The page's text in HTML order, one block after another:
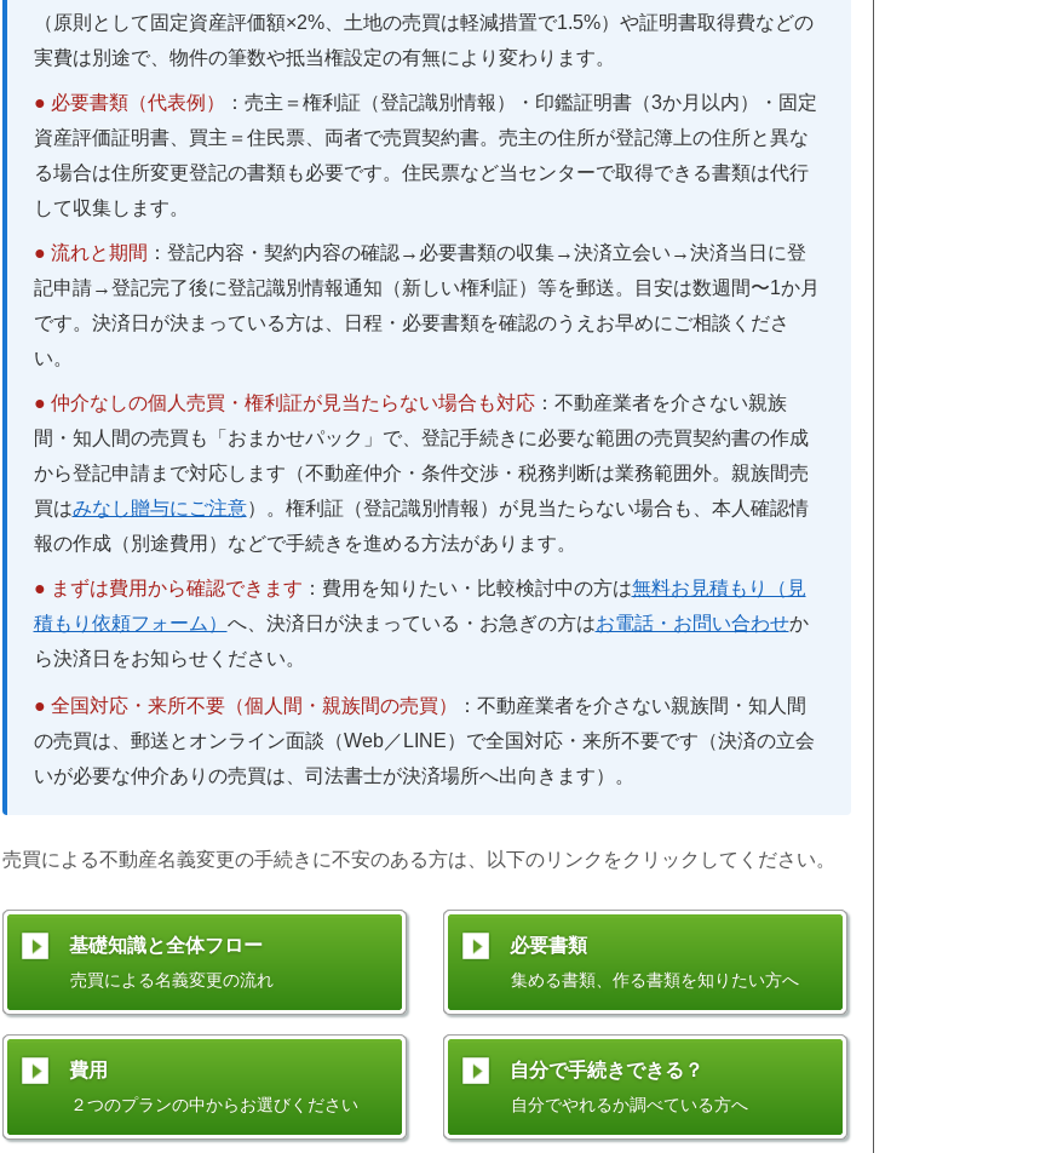
（原則として固定資産評価額×2%、土地の売買は軽減措置で1.5%）や証明書取得費などの
実費は別途で、物件の筆数や抵当権設定の有無により変わります。
● 必要書類（代表例）
：売主＝権利証（登記識別情報）・印鑑証明書（3か月以内）・固定
資産評価証明書、買主＝住民票、両者で売買契約書。売主の住所が登記簿上の住所と異な
る場合は住所変更登記の書類も必要です。住民票など当センターで取得できる書類は代行
して収集します。
● 流れと期間 ：登記内容・契約内容の確認→必要書類の収集→決済立会い→決済当日に登
記申請→登記完了後に登記識別情報通知（新しい権利証）等を郵送。目安は数週間〜1か月
です。決済日が決まっている方は、日程・必要書類を確認のうえお早めにご相談くださ
い。
● 仲介なしの個人売買・権利証が見当たらない場合も対応：不動産業者を介さない親族
間・知人間の売買も「おまかせパック」で、登記手続きに必要な範囲の売買契約書の作成
から登記申請まで対応します（不動産仲介・条件交渉・税務判断は業務範囲外。親族間売
買はみなし贈与にご注意）。権利証（登記識別情報）が見当たらない場合も、本人確認情
報の作成（別途費用）などで手続きを進める方法があります。
● まずは費用から確認できます ：費用を知りたい・比較検討中の方は無料お見積もり（見
積もり依頼フォーム） へ、決済日が決まっている・お急ぎの方はお電話・お問い合わせか
ら決済日をお知らせください。
● 全国対応・来所不要（個人間・親族間の売買）
：不動産業者を介さない親族間・知人間
の売買は、郵送とオンライン面談（Web／LINE）で全国対応・来所不要です（決済の立会
いが必要な仲介ありの売買は、司法書士が決済場所へ出向きます）。
売買による不動産名義変更の手続きに不安のある方は、以下のリンクをクリックしてください。
基礎知識と全体フロー
売買による名義変更の流れ
必要書類
集める書類、作る書類を知りたい方へ
費用
２つのプランの中からお選びください
自分で手続きできる？
自分でやれるか調べている方へ